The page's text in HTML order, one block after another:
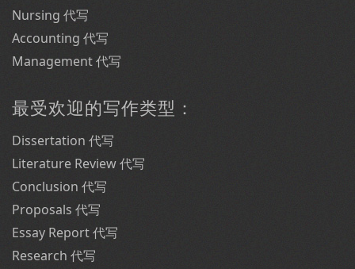
Nursing 代写
Accounting 代写
Management 代写
最受欢迎的写作类型：
Dissertation 代写
Literature Review 代写
Conclusion 代写
Proposals 代写
Essay Report 代写
Research 代写